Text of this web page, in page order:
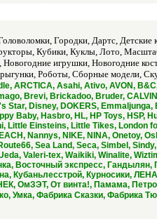
Городки, Дартс,
Кубики, Куклы, Лото,
игрушки, Новогодние
Роботы, Сборные модели,
ARCTICA, Asahi, Ativo, AVON,
Brevi, Brickadoo, Bruder,
Disney, DOKERS, Emmaljunga,
Baby, Hasbro, HL, HP Toys, HSP,
Little Einsteins, Little Tikes, London
Nannys, NIKE, NINA, Onetoy,
Sea Land, Seca, Simbel,
Valeri-tex, Waikiki, Winalite,
Восточный экспресс, Гандылян,
Кубаньлесстрой, Курносики,
От винта!, Памама,
Умка, Фабрика Сказки, Фабрика